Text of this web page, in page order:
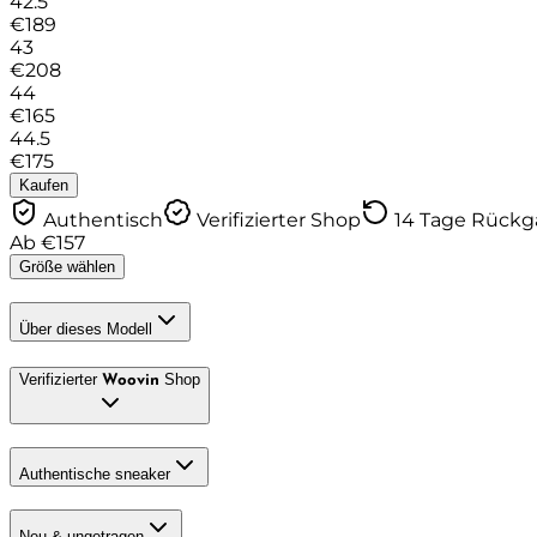
€189
43
€208
44
€165
44.5
€175
Kaufen
Authentisch Verifizierter Shop
14 Tage
Ab €157
Größe wählen
Über dieses Modell
Verifizierter Woovin Shop
Authentische sneaker